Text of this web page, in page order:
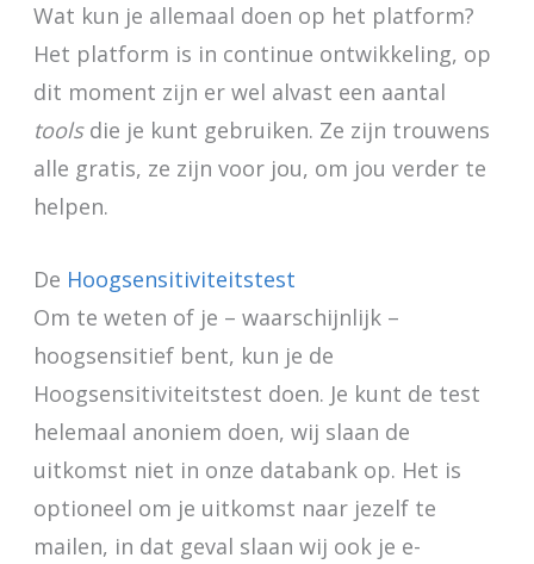
Wat kun je allemaal doen op het platform?
Het platform is in continue ontwikkeling, op
dit moment zijn er wel alvast een aantal
toolsdie je kunt gebruiken. Ze zijn trouwens
alle gratis, ze zijn voor jou, om jou verder te
helpen.
De Hoogsensitiviteitstest
Om te weten of je – waarschijnlijk –
hoogsensitief bent, kun je de
Hoogsensitiviteitstest doen. Je kunt de test
helemaal anoniem doen, wij slaan de
uitkomst niet in onze databank op. Het is
optioneel om je uitkomst naar jezelf te
mailen, in dat geval slaan wij ook je e-